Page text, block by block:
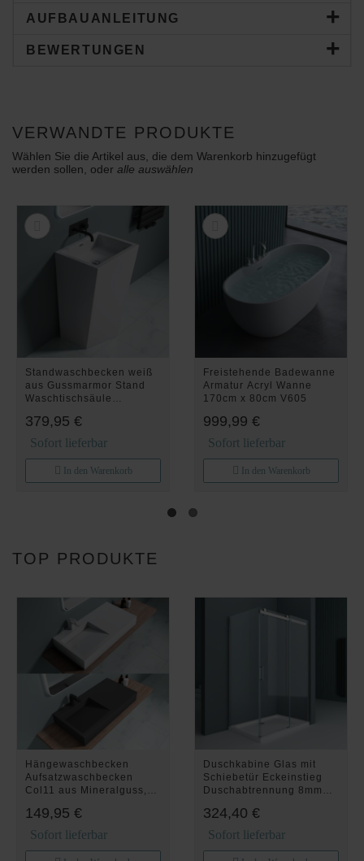
AUFBAUANLEITUNG
BEWERTUNGEN
VERWANDTE PRODUKTE
Wählen Sie die Artikel aus, die dem Warenkorb hinzugefügt
werden sollen, oder alle auswählen
Standwaschbecken weiß
aus Gussmarmor Stand
Waschtischsäule
379,95 €
Sofort lieferbar
In den Warenkorb
Freistehende Badewanne
Armatur Acryl Wanne
170cm x 80cm V605
999,99 €
Sofort lieferbar
In den Warenkorb
TOP PRODUKTE
Hängewaschbecken
Aufsatzwaschbecken
Col11 aus Mineralguss,
149,95 €
Sofort lieferbar
Duschkabine Glas mit
Schiebetür Eckeinstieg
Duschabtrennung 8mm
324,40 €
Sofort lieferbar